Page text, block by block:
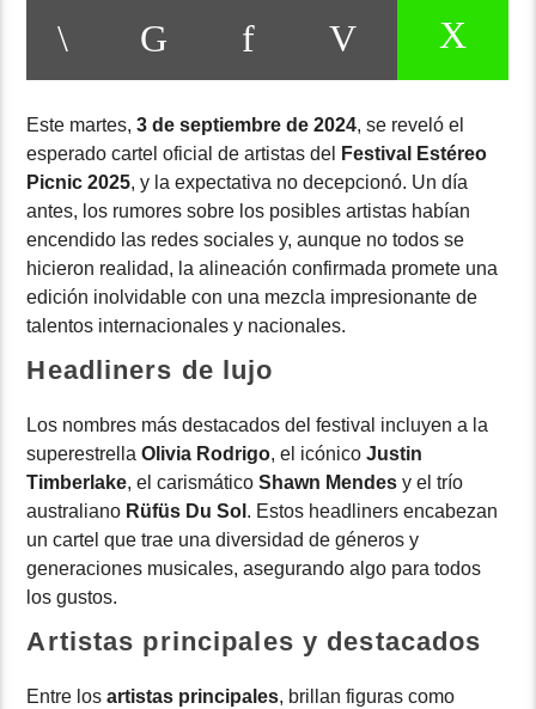
Este martes,3 de septiembre de 2024, se reveló el
esperado cartel oficial de artistas del
Festival Estéreo
Picnic 2025, y la expectativa no decepcionó. Un día
antes, los rumores sobre los posibles artistas habían
encendido las redes sociales y, aunque no todos se
hicieron realidad, la alineación confirmada promete una
edición inolvidable con una mezcla impresionante de
talentos internacionales y nacionales.
Headliners de lujo
Los nombres más destacados del festival incluyen a la
superestrellaOlivia Rodrigo, el icónicoJustin
Timberlake, el carismáticoShawn Mendes y el trío
australiano Rüfüs Du Sol . Estos headliners encabezan
un cartel que trae una diversidad de géneros y
generaciones musicales, asegurando algo para todos
los gustos.
Artistas principales y destacados
Entre losartistas principales, brillan figuras como